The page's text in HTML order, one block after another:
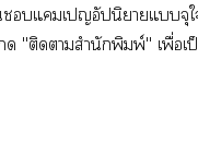
แเอัปนิาแจุ
"ติดาสำนักพิมพ์" เพื่อเป็